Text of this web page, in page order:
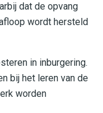
dat de opvang
wordt hersteld
in inburgering.
bij het leren van de
worden